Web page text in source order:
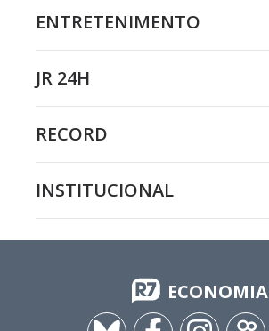
ENTRETENIMENTO
JR 24H
RECORD
INSTITUCIONAL
ECONOMIA